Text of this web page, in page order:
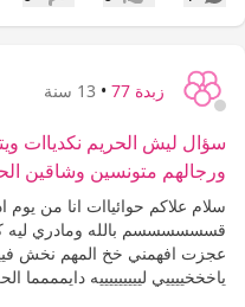
إعجاب عدم إعجاب
زبدة 77 • 13 سنة
سؤال ليش الحريم نكدياات
ورجالهم متونسين وشاقين
سلام علاكم حوائياات انا من
قسسسسسسم بالله ومادري
عجزت افهمني خخ المهم نخش
ياخخخييييي ليييييييييه دايمممما